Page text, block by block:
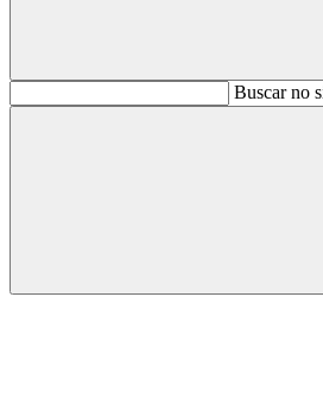
BuscarBuscar no
Buscar